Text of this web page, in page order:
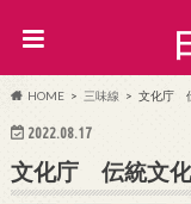
HOME 三味線 文化庁
2022.08.17
文化庁 伝統文